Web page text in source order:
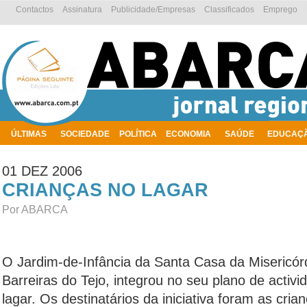
ÚLTIMAS SOCIEDADE POLÍTICA ECONOMIA SAÚDE
Emprego
Classificados
Publicidade/Empresas
Assinatura
Contactos
01 DEZ 2006
CRIANÇAS NO LAGAR
Por ABARCA
O Jardim-de-Infância da Santa Casa da
Barreiras do Tejo, integrou no seu plano de
lagar. Os destinatários da iniciativa foram as